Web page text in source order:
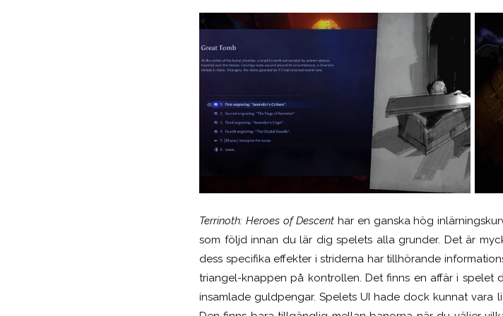
Terrinoth: Heroes of Descent har en ganska hög
som följd innan du lär dig spelets alla grunder. Det är
dess specifika effekter i striderna har tillhörande
triangel-knappen på kontrollen. Det finns en affär i
insamlade guldpengar. Spelets UI hade dock kunnat vara